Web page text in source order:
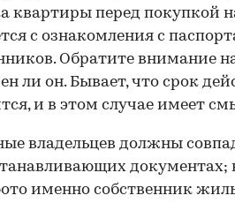
квартиры перед покупкой
с ознакомления с
Обратите внимание
ли он. Бывает, что срок
и в этом случае имеет
владельцев должны
документах;
именно собственник